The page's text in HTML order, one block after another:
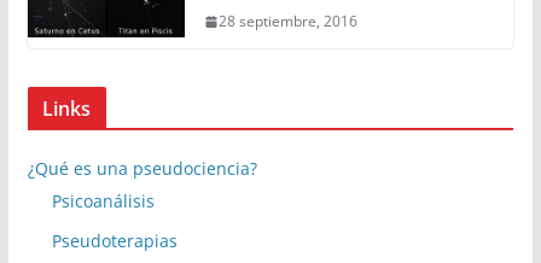
28 septiembre, 2016
Links
¿Qué es una pseudociencia?
Psicoanálisis
Pseudoterapias